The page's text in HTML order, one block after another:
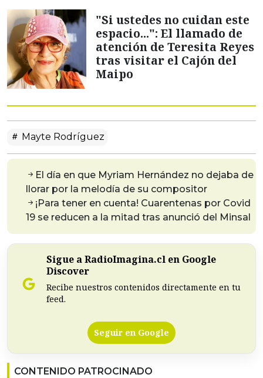
"Si ustedes no cuidan este
espacio...": El llamado de
atención de Teresita Reyes
tras visitar el Cajón del
Maipo
Mayte Rodríguez
El día en que Myriam Hernández no dejaba de
llorar por la melodía de su compositor
¡Para tener en cuenta! Cuarentenas por Covid
19 se reducen a la mitad tras anunció del Minsal
Sigue a RadioImagina.cl en Google
Discover
Recibe nuestros contenidos directamente en tu
feed.
Seguir en Google
CONTENIDO PATROCINADO